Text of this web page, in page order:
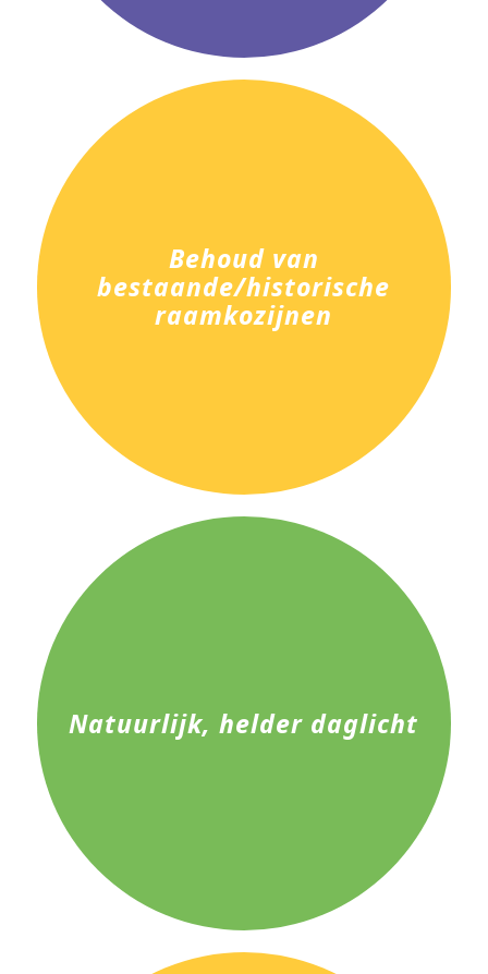
Behoud van
bestaande/historische
raamkozijnen
Natuurlijk, helder daglicht